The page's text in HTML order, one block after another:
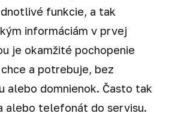
funkcie, a tak
informáciám v prvej
je okamžité pochopenie
a potrebuje, bez
alebo domnienok. Často tak
alebo telefonát do servisu.